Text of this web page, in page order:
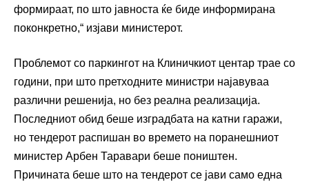
формираат, по што јавноста ќе биде информирана
поконкретно,“ изјави министерот.
Проблемот со паркингот на Клиничкиот центар трае со
години, при што претходните министри најавуваа
различни решенија, но без реална реализација.
Последниот обид беше изградбата на катни гаражи,
но тендерот распишан во времето на поранешниот
министер Арбен Таравари беше поништен.
Причината беше што на тендерот се јави само една